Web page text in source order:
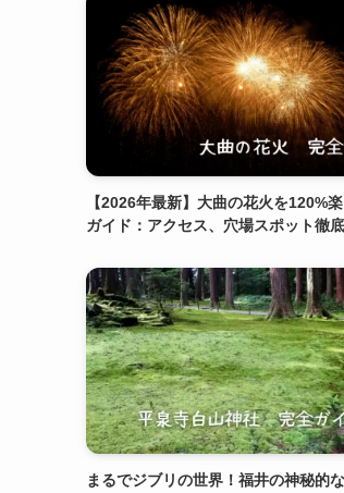
【2026年最新】大曲の花火を120%
ガイド：アクセス、穴場スポット徹
まるでジブリの世界！福井の神秘的